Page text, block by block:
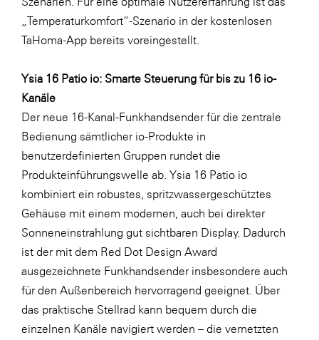
„Temperaturkomfort“-Szenario in der kostenlosen
TaHoma-App bereits voreingestellt.
Ysia 16 Patio io: Smarte Steuerung für bis zu 16 io-
Kanäle
Der neue 16-Kanal-Funkhandsender für die zentrale
Bedienung sämtlicher io-Produkte in
benutzerdefinierten Gruppen rundet die
Produkteinführungswelle ab. Ysia 16 Patio io
kombiniert ein robustes, spritzwassergeschütztes
Gehäuse mit einem modernen, auch bei direkter
Sonneneinstrahlung gut sichtbaren Display. Dadurch
ist der mit dem Red Dot Design Award
ausgezeichnete Funkhandsender insbesondere auch
für den Außenbereich hervorragend geeignet. Über
das praktische Stellrad kann bequem durch die
einzelnen Kanäle navigiert werden – die vernetzten